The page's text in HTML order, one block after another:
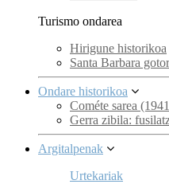
Turismo ondarea
Hirigune historikoa
Santa Barbara
Ondare historikoa
Cométe sarea
Gerra zibila:
Argitalpenak
Urtekariak